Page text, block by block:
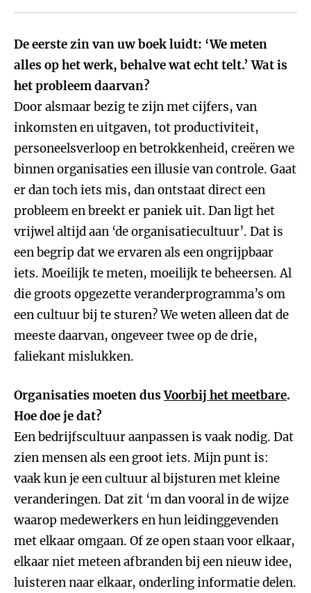
De eerste zin van uw boek luidt: ‘We meten
alles op het werk, behalve wat echt telt.’ Wat is
het probleem daarvan?
Door alsmaar bezig te zijn met cijfers, van
inkomsten en uitgaven, tot productiviteit,
personeelsverloop en betrokkenheid, creëren we
binnen organisaties een illusie van controle. Gaat
er dan toch iets mis, dan ontstaat direct een
probleem en breekt er paniek uit. Dan ligt het
vrijwel altijd aan ‘de organisatiecultuur’. Dat is
een begrip dat we ervaren als een ongrijpbaar
iets. Moeilijk te meten, moeilijk te beheersen. Al
die groots opgezette veranderprogramma’s om
een cultuur bij te sturen? We weten alleen dat de
meeste daarvan, ongeveer twee op de drie,
faliekant mislukken.
Organisaties moeten dusVoorbij het meetbare.
Hoe doe je dat?
Een bedrijfscultuur aanpassen is vaak nodig. Dat
zien mensen als een groot iets. Mijn punt is:
vaak kun je een cultuur al bijsturen met kleine
veranderingen. Dat zit ‘m dan vooral in de wijze
waarop medewerkers en hun leidinggevenden
met elkaar omgaan. Of ze open staan voor elkaar,
elkaar niet meteen afbranden bij een nieuw idee,
luisteren naar elkaar, onderling informatie delen.